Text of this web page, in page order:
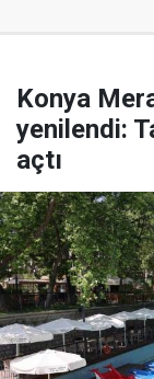
Konya
yenilendi:
açtı